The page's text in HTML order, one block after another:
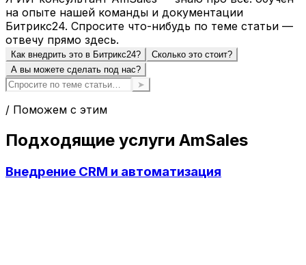
на опыте нашей команды и документации
Битрикс24. Спросите что-нибудь по теме статьи —
отвечу прямо здесь.
Как внедрить это в Битрикс24?
Сколько это стоит?
А вы можете сделать под нас?
➤
/ Поможем с этим
Подходящие услуги AmSales
Внедрение CRM и автоматизация